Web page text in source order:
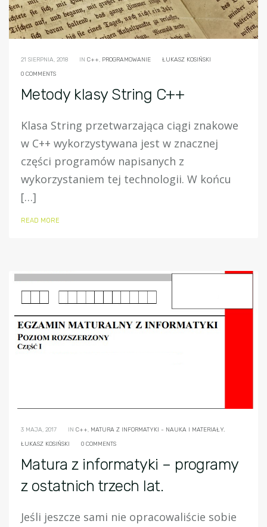
21 SIERPNIA, 2018 IN C++, PROGRAMOWANIE
ŁUKASZ KOSIŃSKI
0 COMMENTS
Metody klasy String C++
Klasa String przetwarzająca ciągi znakowe
w C++ wykorzystywana jest w znacznej
części programów napisanych z
wykorzystaniem tej technologii. W końcu
[…]
READ MORE
3 MAJA, 2017 IN C++, MATURA Z INFORMATYKI - NAUKA I MATERIAŁY.
ŁUKASZ KOSIŃSKI
0 COMMENTS
Matura z informatyki – programy
z ostatnich trzech lat.
Jeśli jeszcze sami nie opracowaliście sobie